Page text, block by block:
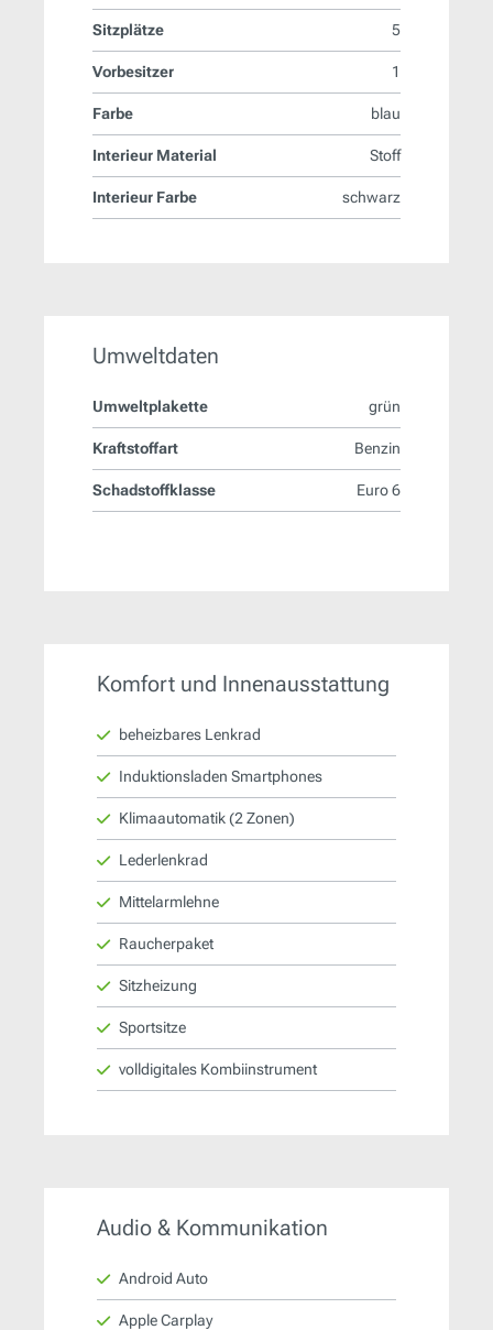
Sitzplätze 5
Vorbesitzer 1
Farbe blau
Interieur Material Stoff
Interieur Farbe schwarz
Umweltdaten
Umweltplakette grün
Kraftstoffart Benzin
Schadstoffklasse Euro 6
Komfort und Innenausstattung
beheizbares Lenkrad
Induktionsladen Smartphones
Klimaautomatik (2 Zonen)
Lederlenkrad
Mittelarmlehne
Raucherpaket
Sitzheizung
Sportsitze
volldigitales Kombiinstrument
Audio & Kommunikation
Android Auto
Apple Carplay